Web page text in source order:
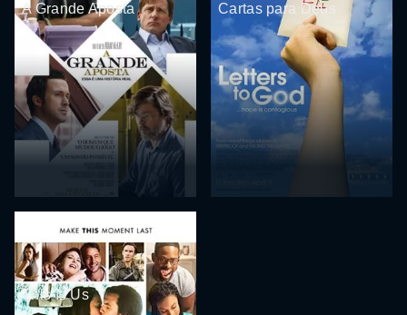
A Grande Aposta Cartas para Deus
This Is Us